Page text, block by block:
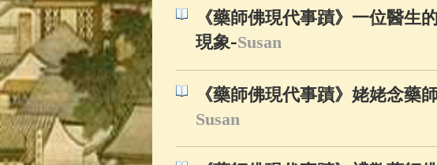
《藥師佛現代事蹟》一位醫生
現象-Susan
《藥師佛現代事蹟》姥姥念藥
Susan